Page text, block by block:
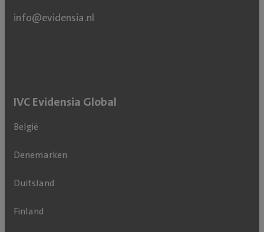
info@evidensia.nl
IVC Evidensia Global
België
Denemarken
Duitsland
Finland